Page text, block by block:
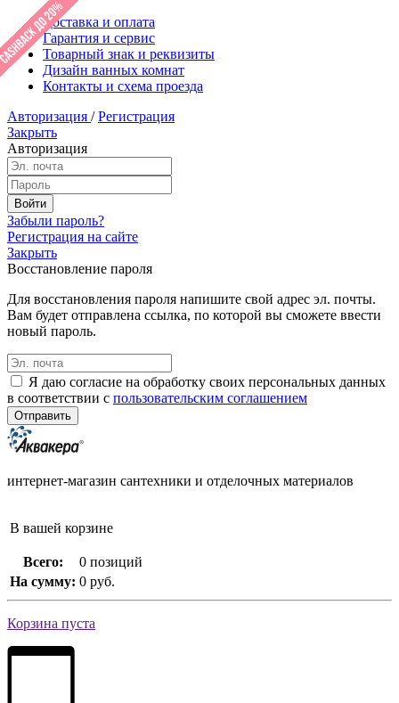
Доставка и оплата
Гарантия и сервис
Товарный знак и реквизиты
Дизайн ванных комнат
Контакты и схема проезда
Авторизация / Регистрация
Закрыть
Авторизация
Забыли пароль?
Регистрация на сайте
Закрыть
Восстановление пароля
Для восстановления пароля напишите свой адрес эл. почты.
Вам будет отправлена ссылка, по которой вы сможете ввести
новый пароль.
Я даю согласие на обработку своих персональных данных
в соответствии с пользовательским соглашением
интернет-магазин сантехники и отделочных материалов
В вашей корзине
Всего:
0 позиций
На сумму: 0 руб.
Корзина пуста